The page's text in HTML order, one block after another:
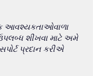
આવશ્યકતાઓવાળા
શીખવા માટે અમે
પ્રદાન કરીએ